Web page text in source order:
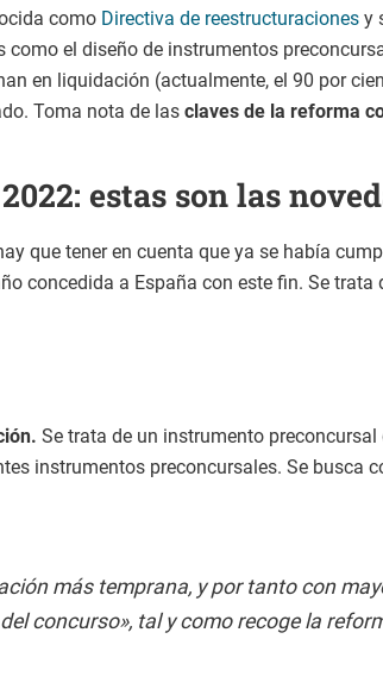
como Directiva de reestructuraciones y
como el diseño de instrumentos
en liquidación (actualmente, el 90 por
Toma nota de las claves de la reforma
estas son las
que tener en cuenta que ya se había
concedida a España con este fin. Se trata
Se trata de un instrumento
instrumentos preconcursales. Se
más temprana, y por tanto con
concurso», tal y como recoge la